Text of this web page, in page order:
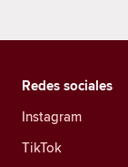
Redes sociales
Instagram
TikTok